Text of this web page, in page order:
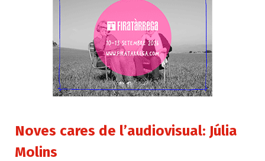
Noves cares de l’audiovisual: Júlia
Molins